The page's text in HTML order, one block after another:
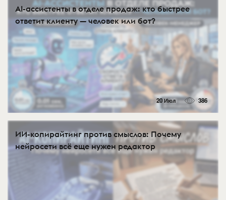
AI-ассистенты в отделе продаж: кто быстрее
ответит клиенту — человек или бот?
20 Июл 386
ИИ-копирайтинг против смыслов: Почему
нейросети всё еще нужен редактор